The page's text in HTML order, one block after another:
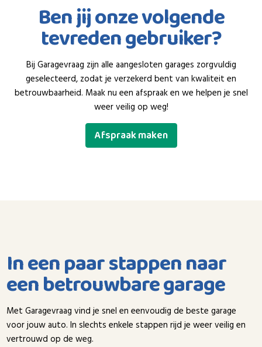
Ben jij onze volgende
tevreden gebruiker?
Bij Garagevraag zijn alle aangesloten garages zorgvuldig
geselecteerd, zodat je verzekerd bent van kwaliteit en
betrouwbaarheid. Maak nu een afspraak en we helpen je snel
weer veilig op weg!
Afspraak maken
In een paar stappen naar
een betrouwbare garage
Met Garagevraag vind je snel en eenvoudig de beste garage
voor jouw auto. In slechts enkele stappen rijd je weer veilig en
vertrouwd op de weg.